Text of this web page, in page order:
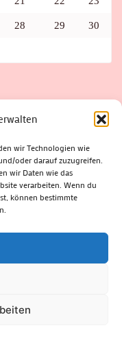
wir Technologien wie
oder darauf zuzugreifen.
wir Daten wie das
verarbeiten. Wenn du
können bestimmte
28 29 30
HITZE
JAZZ
KABARETT
SUHLER REIHE
MEININGEN
SCHULWEG
SUHL
vorbehalten.